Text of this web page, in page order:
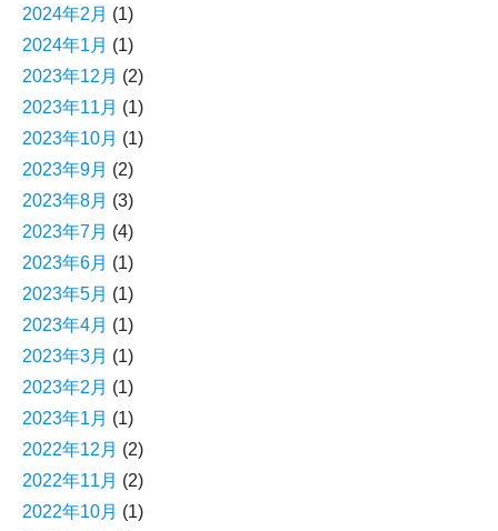
2024年2月 (1)
2024年1月 (1)
2023年12月 (2)
2023年11月 (1)
2023年10月 (1)
2023年9月 (2)
2023年8月 (3)
2023年7月 (4)
2023年6月 (1)
2023年5月 (1)
2023年4月 (1)
2023年3月 (1)
2023年2月 (1)
2023年1月 (1)
2022年12月 (2)
2022年11月 (2)
2022年10月 (1)